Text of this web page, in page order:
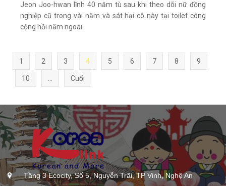
Jeon Joo-hwan lĩnh 40 năm tù sau khi theo dõi nữ đồng
nghiệp cũ trong vài năm và sát hại cô này tại toilet công
cộng hồi năm ngoái.
1 2 3 4 5 6 7 8 9
10 ... Cuối
Tầng 3 Ecocity, Số 5, Nguyễn Trãi, TP Vinh, Nghệ An